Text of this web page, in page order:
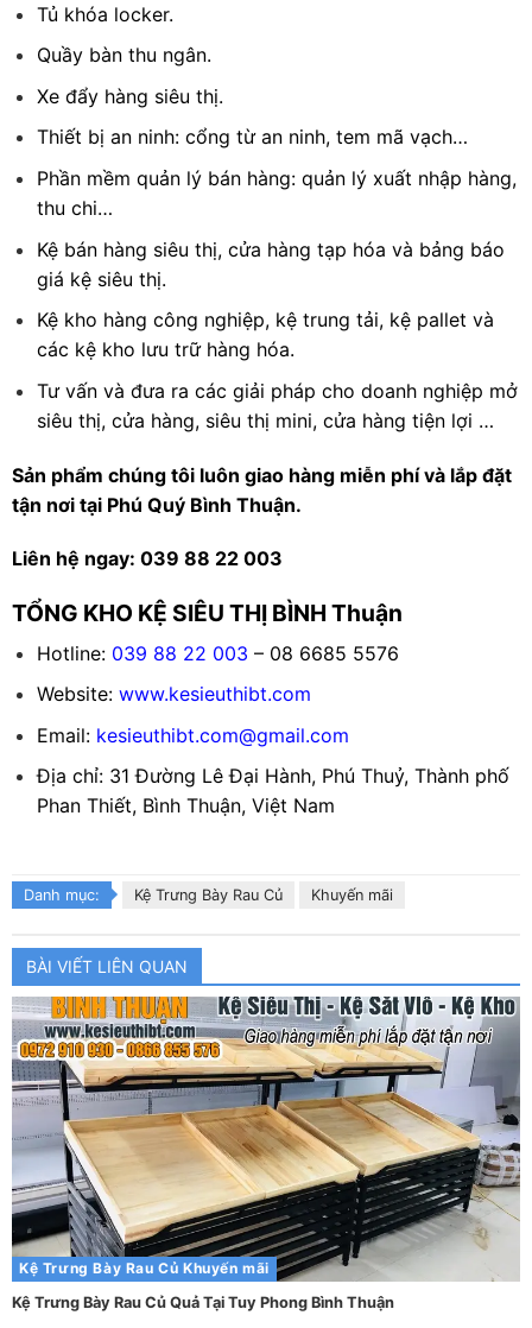
Tủ khóa locker.
Quầy bàn thu ngân.
Xe đẩy hàng siêu thị.
Thiết bị an ninh: cổng từ an ninh, tem mã vạch…
Phần mềm quản lý bán hàng: quản lý xuất nhập hàng,
thu chi…
Kệ bán hàng siêu thị, cửa hàng tạp hóa và bảng báo
giá kệ siêu thị.
Kệ kho hàng công nghiệp, kệ trung tải, kệ pallet và
các kệ kho lưu trữ hàng hóa.
Tư vấn và đưa ra các giải pháp cho doanh nghiệp mở
siêu thị, cửa hàng, siêu thị mini, cửa hàng tiện lợi …
Sản phẩm chúng tôi luôn giao hàng miễn phí và lắp đặt
tận nơi tại Phú Quý Bình Thuận.
Liên hệ ngay: 039 88 22 003
TỔNG KHO KỆ SIÊU THỊ BÌNH Thuận
Hotline: 039 88 22 003 – 08 6685 5576
Website: www.kesieuthibt.com
Email: kesieuthibt.com@gmail.com
Địa chỉ: 31 Đường Lê Đại Hành, Phú Thuỷ, Thành phố
Phan Thiết, Bình Thuận, Việt Nam
Danh mục: Kệ Trưng Bày Rau Củ Khuyến mãi
BÀI VIẾT LIÊN QUAN
Kệ Trưng Bày Rau Củ Khuyến mãi
Kệ Trưng Bày Rau Củ Quả Tại Tuy Phong Bình Thuận